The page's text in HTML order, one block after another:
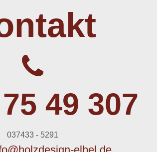
49 307
037433 - 5291